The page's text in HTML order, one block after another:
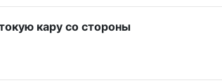
кару со стороны